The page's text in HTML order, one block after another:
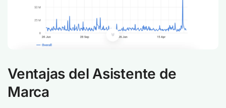
Ventajas del Asistente de
Marca